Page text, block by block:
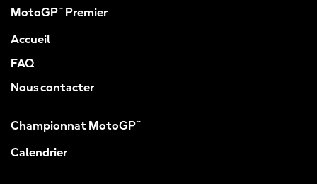
MotoGP™ Premier
Accueil
FAQ
Nous contacter
Championnat MotoGP™
Calendrier